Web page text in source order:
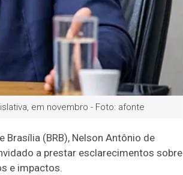
em novembro - Foto: afonte
(BRB), Nelson Antônio de
a prestar esclarecimentos sobre
e impactos.